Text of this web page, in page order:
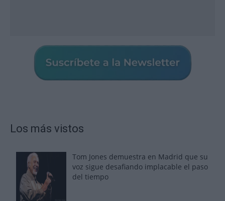
Los más vistos
Tom Jones demuestra en Madrid que su
voz sigue desafiando implacable el paso
del tiempo